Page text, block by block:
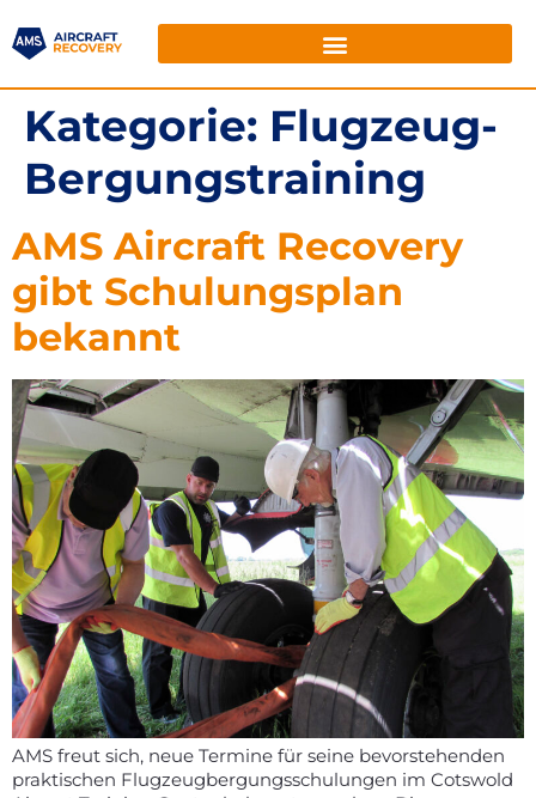
Kategorie: Flugzeug-
Bergungstraining
AMS Aircraft Recovery
gibt Schulungsplan
bekannt
AMS freut sich, neue Termine für seine bevorstehenden
praktischen Flugzeugbergungsschulungen im Cotswold